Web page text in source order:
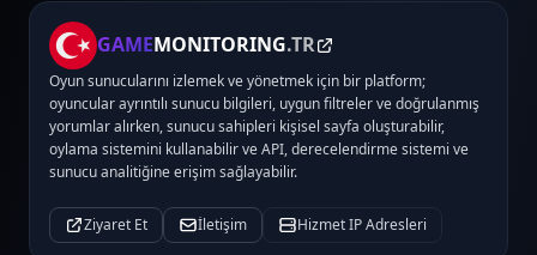
GAMEMONITORING.TR
Oyun sunucularını izlemek ve yönetmek için bir platform;
oyuncular ayrıntılı sunucu bilgileri, uygun filtreler ve doğrulanmış
yorumlar alırken, sunucu sahipleri kişisel sayfa oluşturabilir,
oylama sistemini kullanabilir ve API, derecelendirme sistemi ve
sunucu analitiğine erişim sağlayabilir.
Ziyaret Et İletişim Hizmet IP Adresleri